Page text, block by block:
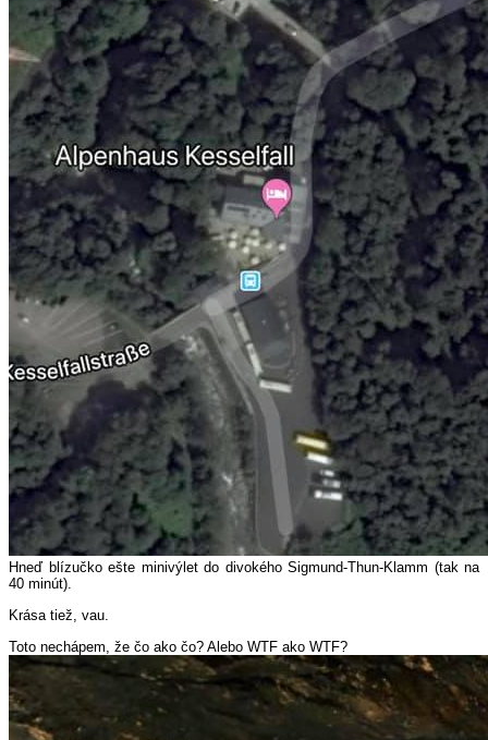
Hneď blízučko ešte minivýlet do divokého Sigmund-Thun-Klamm (tak na
40 minút).
Krása tiež, vau.
Toto nechápem, že čo ako čo? Alebo WTF ako WTF?